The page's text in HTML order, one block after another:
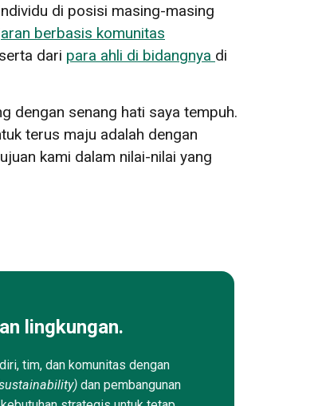
di posisi masing-masing
berbasis komunitas
dari para ahli di bidangnya di
dengan senang hati saya tempuh.
terus maju adalah dengan
kami dalam nilai-nilai yang
lingkungan.
tim, dan komunitas dengan
dan pembangunan